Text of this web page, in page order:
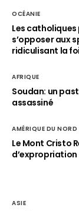
OCÉANIE
Les
s’opposer aux
ridiculisant la foi
AFRIQUE
Soudan: un
assassiné
AMÉRIQUE DU NORD
Le Mont Cristo
d’expropriation
ASIE